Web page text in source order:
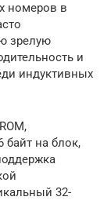
номеров в
зрелую
и
индуктивных
байт на блок,
32-